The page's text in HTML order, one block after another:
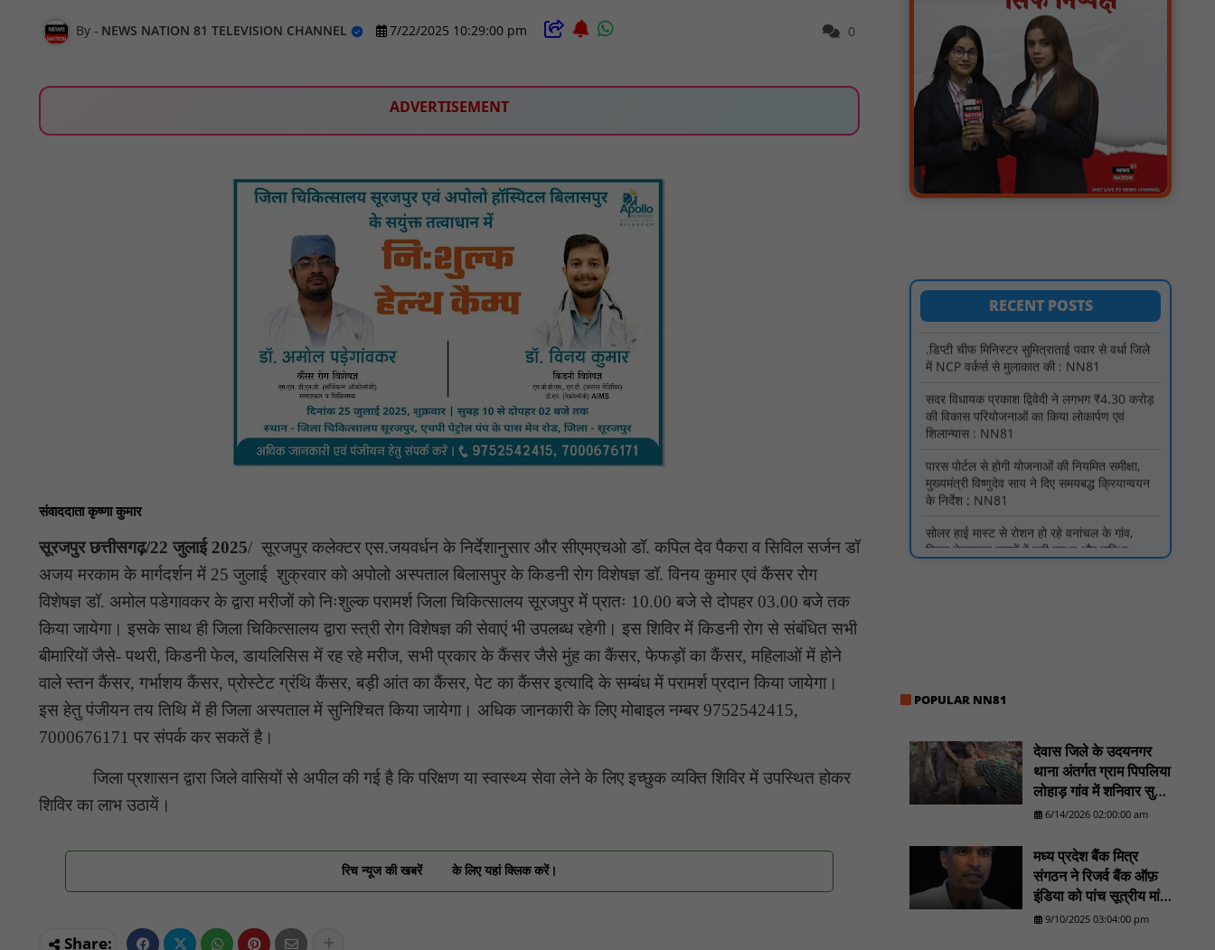
NEWS NATION 81 TELEVISION CHANNEL 7/22/2025 10:29:00 pm 0
ADVERTISEMENT
संवाददाता कृष्णा कुमार
सूरजपुर छत्तीसगढ़/22 जुलाई 2025/ सूरजपुर कलेक्टर एस.जयवर्धन के निर्देशानुसार और सीएमएचओ डॉ. कपिल देव पैकरा व सिविल सर्जन डॉ
अजय मरकाम के मार्गदर्शन में 25 जुलाई शुक्रवार को अपोलो अस्पताल बिलासपुर के किडनी रोग विशेषज्ञ डॉ. विनय कुमार एवं कैंसर रोग
विशेषज्ञ डॉ. अमोल पडेगावकर के द्वारा मरीजों को निःशुल्क परामर्श जिला चिकित्सालय सूरजपुर में प्रातः 10.00 बजे से दोपहर 03.00 बजे तक
किया जायेगा। इसके साथ ही जिला चिकित्सालय द्वारा स्त्री रोग विशेषज्ञ की सेवाएं भी उपलब्ध रहेगी। इस शिविर में किडनी रोग से संबंधित सभी
बीमारियों जैसे- पथरी, किडनी फेल, डायलिसिस में रह रहे मरीज, सभी प्रकार के कैंसर जैसे मुंह का कैंसर, फेफड़ों का कैंसर, महिलाओं में होने
वाले स्तन कैंसर, गर्भाशय कैंसर, प्रोस्टेट ग्रंथि कैंसर, बड़ी आंत का कैंसर, पेट का कैंसर इत्यादि के सम्बंध में परामर्श प्रदान किया जायेगा।
इस हेतु पंजीयन तय तिथि में ही जिला अस्पताल में सुनिश्चित किया जायेगा। अधिक जानकारी के लिए मोबाइल नम्बर 9752542415,
7000676171 पर संपर्क कर सकतें है।
जिला प्रशासन द्वारा जिले वासियों से अपील की गई है कि परिक्षण या स्वास्थ्य सेवा लेने के लिए इच्छुक व्यक्ति शिविर में उपस्थित होकर
शिविर का लाभ उठायें।
रिच न्यूज की खबरें के लिए यहां क्लिक करें।
RECENT POSTS
टिमरनी नगर व आसपास के ग्रामीण क्षेत्रों के स्कूल
वाहन चालकों ने तहसीलदार को सौंपा ज्ञापन, आज
हड़ताल पर रहे सभी वाहन चालक : NN81
मस्तूरी जनपद पंचायत में 131 सरपंचों का प्रशिक्षण
संपन्न, वीबी-जी राम-जी अभियान के बदलावों और
तकनीकी प्रबंधन की दी गई विस्तृत जानकारी :
NN81
हरिनगर में सीसी इंटरलॉकिंग सड़क निर्माण कार्य का
विधायक ललित यादव ने किया उद्घाटन : NN81
.डिप्टी चीफ मिनिस्टर सुमित्राताई पवार से वर्धा जिले
में NCP वर्कर्स से मुलाकात की : NN81
सदर विधायक प्रकाश द्विवेदी ने लगभग ₹4.30 करोड़
की विकास परियोजनाओं का किया लोकार्पण एवं
शिलान्यास : NN81
पारस पोर्टल से होगी योजनाओं की नियमित समीक्षा,
मुख्यमंत्री विष्णुदेव साय ने दिए समयबद्ध क्रियान्वयन
के निर्देश : NN81
सोलर हाई मास्ट से रोशन हो रहे वनांचल के गांव,
नियद नेल्लानार ग्रामों में बढ़ी सुरक्षा और सुविधा :
NN81
सरस्वती साइकिल योजना के तहत 18 छात्राओं को
साइकिल वितरण, 'एक पेड़ माँ के नाम' अभियान में
हुआ वृक्षारोपण : NN81
हड़ताल पर रहे सभी वाहन चालक : NN81
संपन्न, वीबी-जी राम-जी अभियान के बदलावों और
तकनीकी प्रबंधन की दी गई विस्तृत जानकारी :
NN81
हरिनगर में सीसी इंटरलॉकिंग सड़क निर्माण कार्य का
पिड़ावा में आगामी त्योहारों को लेकर शांति समिति की
बैठक आयोजित : NN81
.डिप्टी चीफ मिनिस्टर सुमित्राताई पवार से वर्धा जिले
में NCP वर्कर्स से मुलाकात की : NN81
POPULAR NN81
देवास जिले के उदयनगर
थाना अंतर्गत ग्राम पिपलिया
लोहाड़ गांव में शनिवार सुबह
सरपंच पति लक्ष्मण कर्मा का
मिला। ............NN81
6/14/2026 02:00:00 am
मध्य प्रदेश बैंक मित्र
संगठन ने रिजर्व बैंक ऑफ़
इंडिया को पांच सूत्रीय मांगों
का ज्ञापन भेजा - NN81
9/10/2025 03:04:00 pm